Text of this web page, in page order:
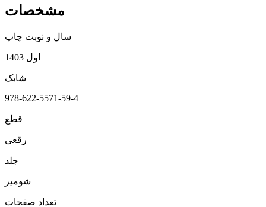
مشخصات
سال و نوبت چاپ
اول 1403
شابک
978-622-5571-59-4
قطع
رقعی
جلد
شومیر
تعداد صفحات